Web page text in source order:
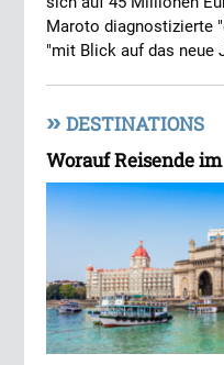
Maroto diagnostizierte
"mit Blick auf das neue
» DESTINATIONS
Worauf Reisende